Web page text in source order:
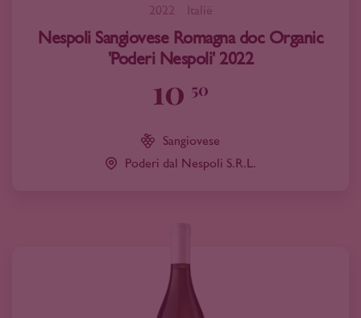
2022 Italië
Nespoli Sangiovese Romagna doc Organic
'Poderi Nespoli' 2022
10 50
Sangiovese
Poderi dal Nespoli S.R.L.